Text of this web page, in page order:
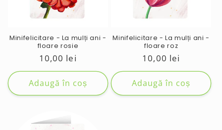
Minifelicitare - La mulți ani -
floare rosie
Preț
obișnuit
10,00 lei
Adaugă în coș
Minifelicitare - La mulți ani -
floare roz
Preț
obișnuit
10,00 lei
Adaugă în coș